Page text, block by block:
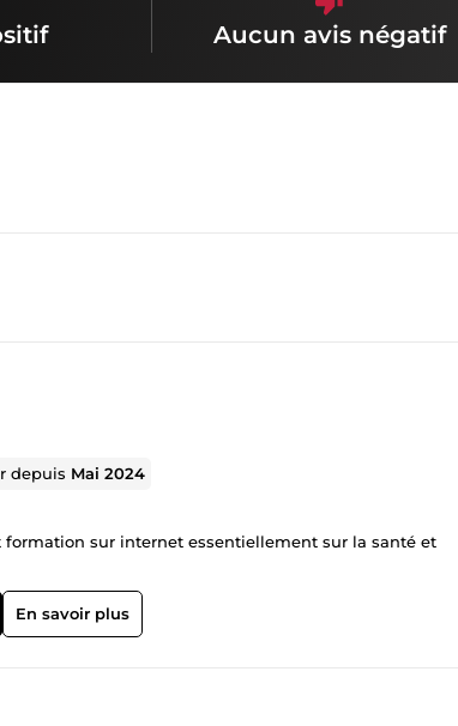
Aucun avis négatif
depuis Mai 2024
sur internet essentiellement sur la santé et
En savoir plus